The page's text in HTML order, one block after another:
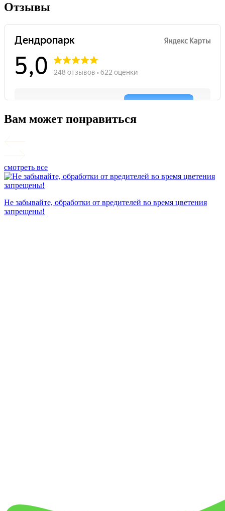
Отзывы
Вам может понравиться
смотреть все
Не забывайте, обработки от вредителей во время цветения
запрещены!